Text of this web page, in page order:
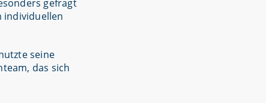
gefragt
individuellen
seine
das sich